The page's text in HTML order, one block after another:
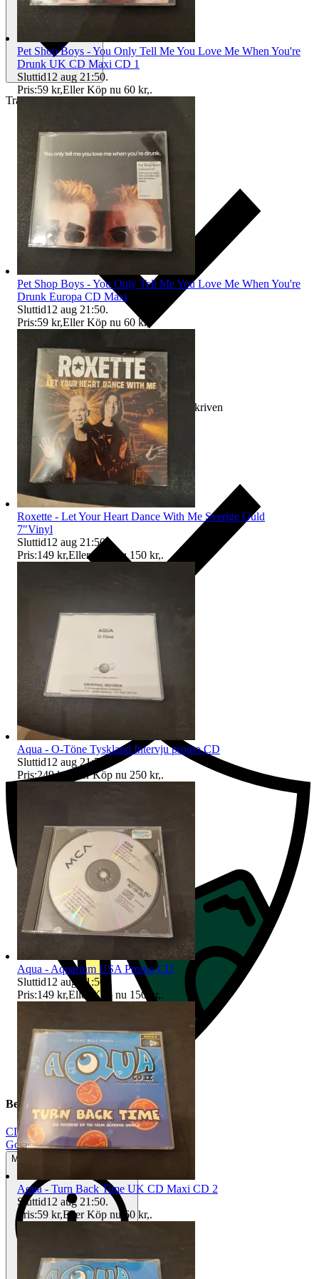
Traderas köparskydd
Ersättning om varan inte är som beskriven
Ersättning om du inte får din vara
Beskrivning
CD
Gott använt skick
Mindre tecken på användning
Pet Shop Boys - You Only Tell Me You Love Me When You're
Drunk UK CD Maxi CD 1
Sluttid12 aug 21:50.
Pris:59 kr,Eller Köp nu 60 kr,.
Pet Shop Boys - You Only Tell Me You Love Me When You're
Drunk Europa CD Maxi
Sluttid12 aug 21:50.
Pris:59 kr,Eller Köp nu 60 kr .
Roxette - Let Your Heart Dance With Me Sverige Guld
7"Vinyl
Sluttid12 aug 21:50.
Pris:149 kr,Eller Köp nu 150 kr,.
Aqua - O-Töne Tyskland Intervju promo CD
Sluttid12 aug 21:50
Pris:249 kr, Eller Köp nu 250 kr,.
Aqua - Aquarium USA Promo CD
Sluttid12 aug 21:50
Pris:149 kr,Eller Köp nu 150 kr,.
Aqua - Turn Back Time UK CD Maxi CD 2
Sluttid12 aug 21:50.
Pris:59 kr,Eller Köp nu 60 kr,.